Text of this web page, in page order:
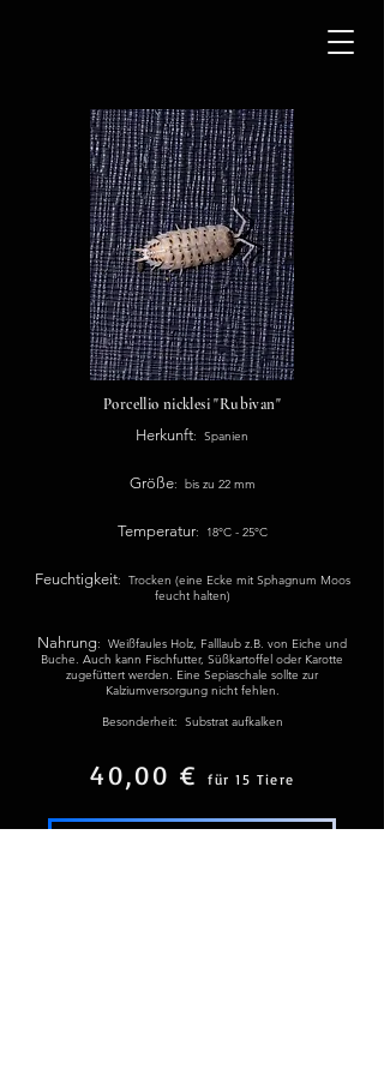
Porcellio nicklesi "Rubivan"
Herkunft: Spanien
Größe: bis zu 22 mm
Temperatur: 18°C - 25°C
Feuchtigkeit: Trocken (eine Ecke mit Sphagnum Moos
feucht halten)
Nahrung: Weißfaules Holz, Falllaub z.B. von Eiche und
Buche. Auch kann Fischfutter, Süßkartoffel oder Karotte
zugefüttert werden. Eine Sepiaschale sollte zur
Kalziumversorgung nicht fehlen.
Besonderheit: Substrat aufkalken
40,00 €für 15 Tiere